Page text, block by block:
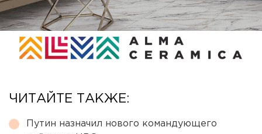
ЧИТАЙТЕ ТАКЖЕ:
Путин назначил нового командующего